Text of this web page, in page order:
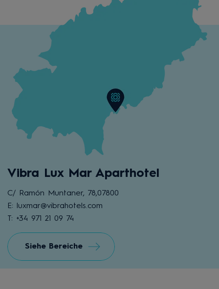
Vibra Lux Mar Aparthotel
C/ Ramón Muntaner, 78,07800
E: luxmar@vibrahotels.com
T: +34 971 21 09 74
Siehe Bereiche